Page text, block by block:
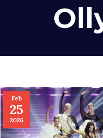
Feb
25
2026